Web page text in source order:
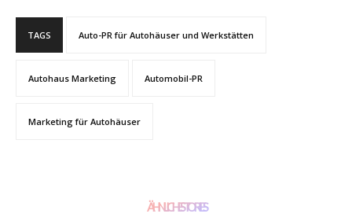
TAGS Auto-PR für Autohäuser und Werkstätten
Autohaus Marketing Automobil-PR
Marketing für Autohäuser
ÄHNLICHE STORIES